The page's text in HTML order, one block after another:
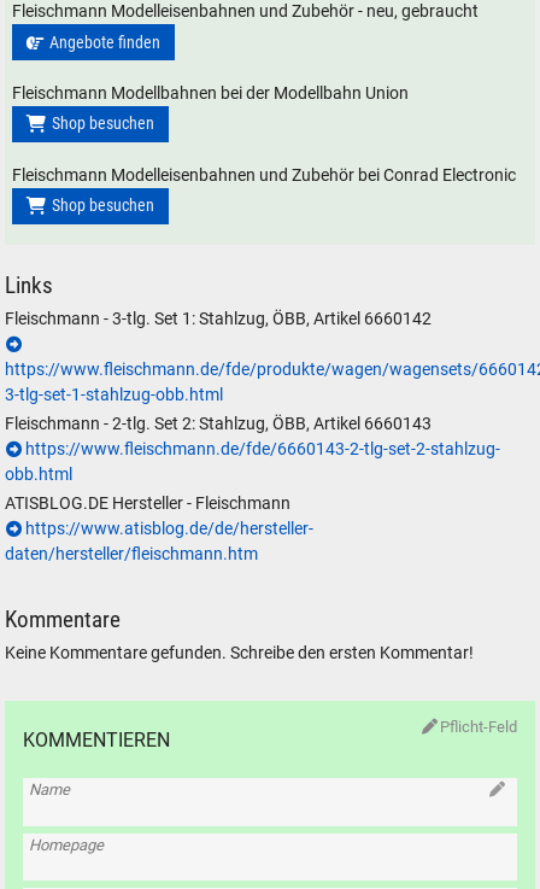
Fleischmann Modelleisenbahnen und Zubehör - neu, gebraucht
Angebote finden
Fleischmann Modellbahnen bei der Modellbahn Union
Shop besuchen
Fleischmann Modelleisenbahnen und Zubehör bei Conrad Electronic
Shop besuchen
Links
Fleischmann - 3-tlg. Set 1: Stahlzug, ÖBB, Artikel 6660142
https://www.fleischmann.de/fde/produkte/wagen/wagensets/
3-tlg-set-1-stahlzug-obb.html
Fleischmann - 2-tlg. Set 2: Stahlzug, ÖBB, Artikel 6660143
https://www.fleischmann.de/fde/6660143-2-tlg-set-2-stahlzug-
obb.html
ATISBLOG.DE Hersteller - Fleischmann
https://www.atisblog.de/de/hersteller-
daten/hersteller/fleischmann.htm
Kommentare
Keine Kommentare gefunden. Schreibe den ersten Kommentar!
Pflicht-Feld
KOMMENTIEREN
Name
Homepage